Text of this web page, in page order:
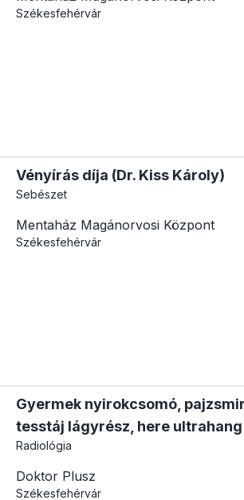
Székesfehérvár
Vényírás díja (Dr. Kiss Károly)
Sebészet
Mentaház Magánorvosi Központ
Székesfehérvár
Gyermek nyirokcsomó,
tesstáj lágyrész, here
Radiológia
Doktor Plusz
Székesfehérvár